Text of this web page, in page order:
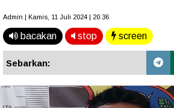
Admin | Kamis, 11 Juli 2024 | 20.36
bacakan stop screen
Sebarkan: